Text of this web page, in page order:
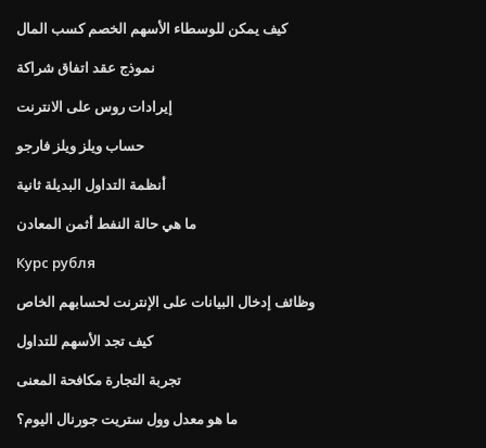
كيف يمكن للوسطاء الأسهم الخصم كسب المال
نموذج عقد اتفاق شراكة
إيرادات روس على الانترنت
حساب ويلز ويلز فارجو
أنظمة التداول البديلة ثانية
ما هي حالة النفط أثمن المعادن
Курс рубля
وظائف إدخال البيانات على الإنترنت لحسابهم الخاص
كيف تجد الأسهم للتداول
تجربة التجارة مكافحة المعنى
ما هو معدل وول ستريت جورنال اليوم؟